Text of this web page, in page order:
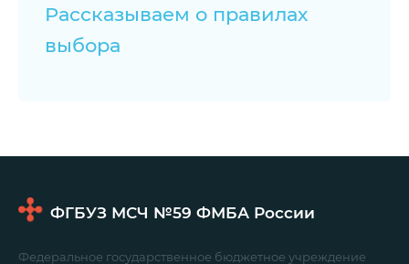
Рассказываем о правилах
выбора
ФГБУЗ МСЧ №59 ФМБА России
Федеральное государственное бюджетное учреждение